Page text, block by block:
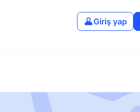
Giriş yap